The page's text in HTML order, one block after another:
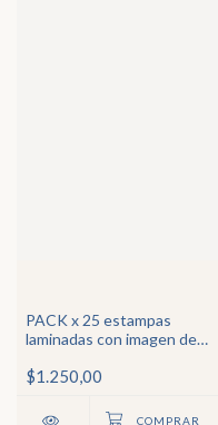
PACK x 25 estampas
laminadas con imagen de
$1.250,00